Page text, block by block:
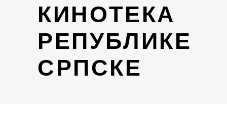
КИНОТЕКА
РЕПУБЛИКЕ
СРПСКЕ